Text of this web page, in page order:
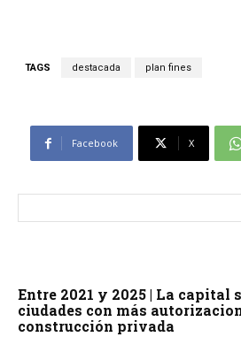
TAGS destacada plan fines
Facebook X
Entre 2021 y 2025 | La capital
ciudades con más
construcción privada